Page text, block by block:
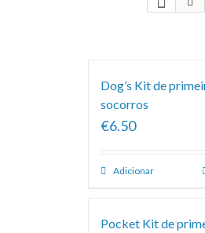
Dog’s Kit de
socorros
€6.50
Adicionar
Pocket Kit de